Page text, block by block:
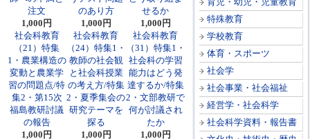
特殊教育
学校教育
体育・スポーツ
社会学
社会事業・社会福祉
経営学・社会科学
社会科学資料・報告書
注文
1,000円
のあり方
1,000円
せるか
1,000円
社会科教育
（21）特集
1・農業構造の
変動と農業学
習の問題点/特
集2・第15次
福島教研討議
の報告
1,000円
社会科教育
（24）特集1・
教師の社会観
と社会科授業
の考え方/特集
2・夏季集会の
研究テーマを
探る
1,000円
社会科教育
（31）特集1・
社会科の学習
能力はどう発
達するか/特集
2・文部教研で
何が討議され
たか
1,000円